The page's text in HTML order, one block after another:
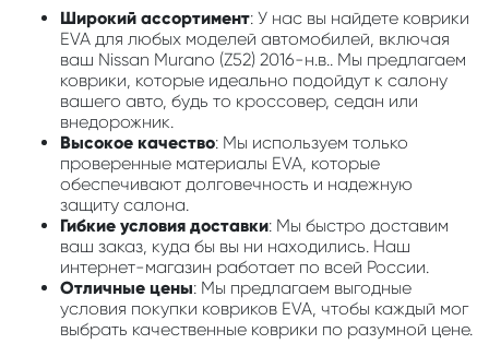
Широкий ассортимент: У нас вы найдете коврики
EVA для любых моделей автомобилей, включая
ваш Nissan Murano (Z52) 2016-н.в.. Мы предлагаем
коврики, которые идеально подойдут к салону
вашего авто, будь то кроссовер, седан или
внедорожник.
Высокое качество: Мы используем только
проверенные материалы EVA, которые
обеспечивают долговечность и надежную
защиту салона.
Гибкие условия доставки: Мы быстро доставим
ваш заказ, куда бы вы ни находились. Наш
интернет-магазин работает по всей России.
Отличные цены: Мы предлагаем выгодные
условия покупки ковриков EVA, чтобы каждый мог
выбрать качественные коврики по разумной цене.